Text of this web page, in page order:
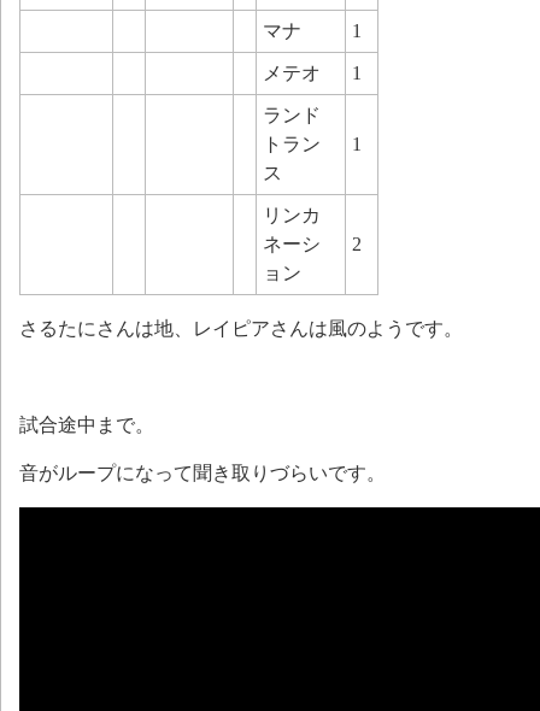
マナ 1
メテオ 1
ランド
トラン
ス
1
リンカ
ネーシ
ョン
2
さるたにさんは地、レイピアさんは風のようです。
試合途中まで。
音がループになって聞き取りづらいです。